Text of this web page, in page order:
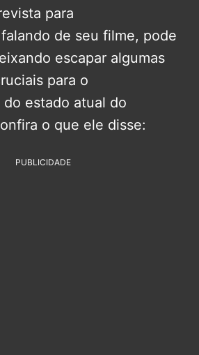
para
falando de seu filme, pode
escapar algumas
para o
estado atual do
o que ele disse:
PUBLICIDADE